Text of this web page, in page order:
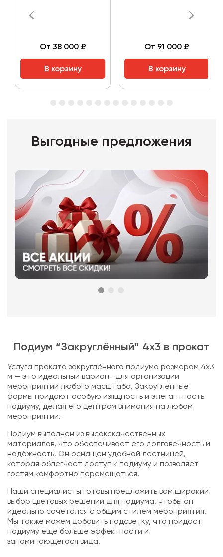
От 38 000 ₽
В корзину
От 91 000 ₽
В корзину
Выгодные предложения
Подиум “Закруглённый” 4х3 в прокат
Услуга проката закруглённого подиума размером 4х3
м — это идеальный вариант для организации
мероприятий любого масштаба. Закруглённые
формы придают особую изящность и элегантность
подиуму, делая его центром внимания на любом
мероприятии.
Подиум выполнен из высококачественных
материалов, что обеспечивает его долговечность и
надёжность. Он оснащен удобной лестницей,
которая облегчает доступ к подиуму и позволяет
гостям комфортно перемещаться.
Наши специалисты готовы предложить вам широкий
выбор цветовых решений для подиума, чтобы он
идеально сочетался с общим стилем мероприятия.
Мы также можем добавить подсветку, что придаст
подиуму ещё больше эффектности и
запоминающегося вида.